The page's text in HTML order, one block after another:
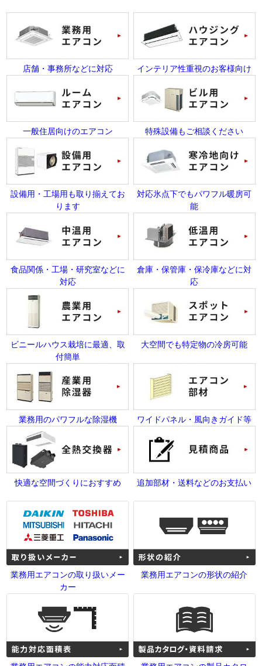
店舗・事務所などに対応 インテリア性重視のお客様向け
一般住居向けのエアコン 特殊設備もご相談ください
設備用・工場用も取り揃えてお
ります
対応氷点下でもパワフル暖房可
能
食品関係・工場・研究室などに
対応
倉庫・保管庫・保冷庫などに対
応
ビニールハウス栽培に最適、取
付簡単
大空間でも特定物の冷房可能
業務用のパワフルな除湿機 ワイドパネル・風向きガイド等
快適な空間づくりにおすすめ 追加部材・送料などのお支払い
業務用エアコンの取り扱いメー
カー
業務用エアコンの形状の紹介